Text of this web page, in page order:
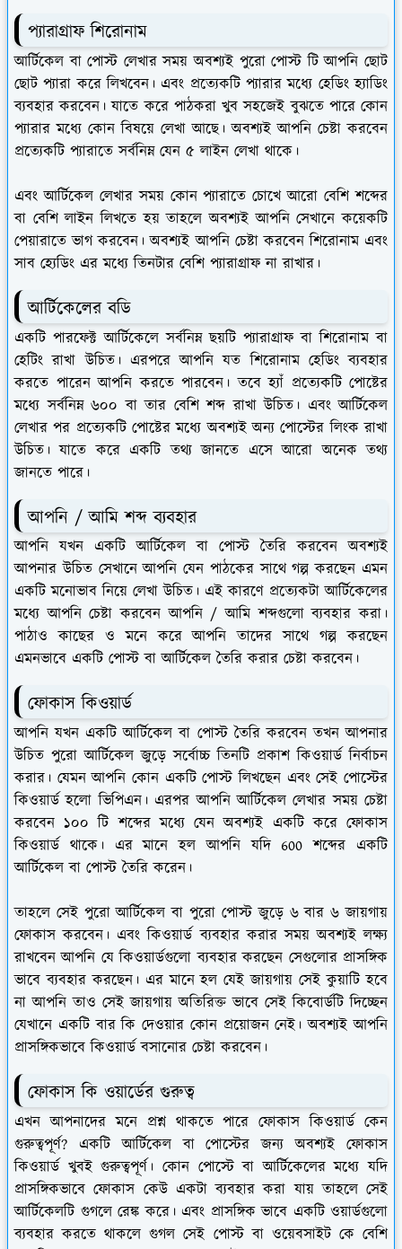
প্যারাগ্রাফ শিরোনাম
আর্টিকেল বা পোস্ট লেখার সময় অবশ্যই পুরো পোস্ট টি আপনি ছোট
ছোট প্যারা করে লিখবেন। এবং প্রত্যেকটি প্যারার মধ্যে হেডিং হ্যাডিং
ব্যবহার করবেন। যাতে করে পাঠকরা খুব সহজেই বুঝতে পারে কোন
প্যারার মধ্যে কোন বিষয়ে লেখা আছে। অবশ্যই আপনি চেষ্টা করবেন
প্রত্যেকটি প্যারাতে সর্বনিম্ন যেন ৫ লাইন লেখা থাকে।
এবং আর্টিকেল লেখার সময় কোন প্যারাতে চোখে আরো বেশি শব্দের
বা বেশি লাইন লিখতে হয় তাহলে অবশ্যই আপনি সেখানে কয়েকটি
পেয়ারাতে ভাগ করবেন। অবশ্যই আপনি চেষ্টা করবেন শিরোনাম এবং
সাব হ্যেডিং এর মধ্যে তিনটার বেশি প্যারাগ্রাফ না রাখার।
আর্টিকেলের বডি
একটি পারফেক্ট আর্টিকেলে সর্বনিম্ন ছয়টি প্যারাগ্রাফ বা শিরোনাম বা
হেটিং রাখা উচিত। এরপরে আপনি যত শিরোনাম হেডিং ব্যবহার
করতে পারেন আপনি করতে পারবেন। তবে হ্যাঁ প্রত্যেকটি পোষ্টের
মধ্যে সর্বনিম্ন ৬০০ বা তার বেশি শব্দ রাখা উচিত। এবং আর্টিকেল
লেখার পর প্রত্যেকটি পোষ্টের মধ্যে অবশ্যই অন্য পোস্টের লিংক রাখা
উচিত। যাতে করে একটি তথ্য জানতে এসে আরো অনেক তথ্য
জানতে পারে।
আপনি / আমি শব্দ ব্যবহার
আপনি যখন একটি আর্টিকেল বা পোস্ট তৈরি করবেন অবশ্যই
আপনার উচিত সেখানে আপনি যেন পাঠকের সাথে গল্প করছেন এমন
একটি মনোভাব নিয়ে লেখা উচিত। এই কারণে প্রত্যেকটা আর্টিকেলের
মধ্যে আপনি চেষ্টা করবেন আপনি / আমি শব্দগুলো ব্যবহার করা।
পাঠাও কাছের ও মনে করে আপনি তাদের সাথে গল্প করছেন
এমনভাবে একটি পোস্ট বা আর্টিকেল তৈরি করার চেষ্টা করবেন।
ফোকাস কিওয়ার্ড
আপনি যখন একটি আর্টিকেল বা পোস্ট তৈরি করবেন তখন আপনার
উচিত পুরো আর্টিকেল জুড়ে সর্বোচ্চ তিনটি প্রকাশ কিওয়ার্ড নির্বাচন
করার। যেমন আপনি কোন একটি পোস্ট লিখছেন এবং সেই পোস্টের
কিওয়ার্ড হলো ভিপিএন। এরপর আপনি আর্টিকেল লেখার সময় চেষ্টা
করবেন ১০০ টি শব্দের মধ্যে যেন অবশ্যই একটি করে ফোকাস
কিওয়ার্ড থাকে। এর মানে হল আপনি যদি 600 শব্দের একটি
আর্টিকেল বা পোস্ট তৈরি করেন।
তাহলে সেই পুরো আর্টিকেল বা পুরো পোস্ট জুড়ে ৬ বার ৬ জায়গায়
ফোকাস করবেন। এবং কিওয়ার্ড ব্যবহার করার সময় অবশ্যই লক্ষ্য
রাখবেন আপনি যে কিওয়ার্ডগুলো ব্যবহার করছেন সেগুলোর প্রাসঙ্গিক
ভাবে ব্যবহার করছেন। এর মানে হল যেই জায়গায় সেই কুয়াটি হবে
না আপনি তাও সেই জায়গায় অতিরিক্ত ভাবে সেই কিবোর্ডটি দিচ্ছেন
যেখানে একটি বার কি দেওয়ার কোন প্রয়োজন নেই। অবশ্যই আপনি
প্রাসঙ্গিকভাবে কিওয়ার্ড বসানোর চেষ্টা করবেন।
ফোকাস কি ওয়ার্ডের গুরুত্ব
এখন আপনাদের মনে প্রশ্ন থাকতে পারে ফোকাস কিওয়ার্ড কেন
গুরুত্বপূর্ণ? একটি আর্টিকেল বা পোস্টের জন্য অবশ্যই ফোকাস
কিওয়ার্ড খুবই গুরুত্বপূর্ণ। কোন পোস্টে বা আর্টিকেলের মধ্যে যদি
প্রাসঙ্গিকভাবে ফোকাস কেউ একটা ব্যবহার করা যায় তাহলে সেই
আর্টিকেলটি গুগলে রেঙ্ক করে। এবং প্রাসঙ্গিক ভাবে একটি ওয়ার্ডগুলো
ব্যবহার করতে থাকলে গুগল সেই পোস্ট বা ওয়েবসাইট কে বেশি